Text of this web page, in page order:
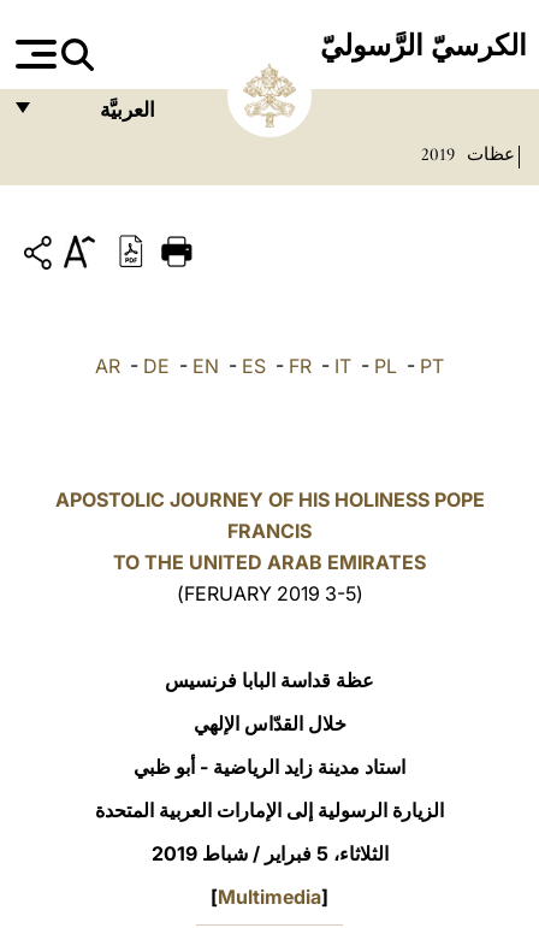
الكرسيّ الرَّسوليّ
العربيَّة
ITALIANO
عظات 2019
AR - DE - EN - ES - FR - IT - PL - PT
APOSTOLIC JOURNEY OF HIS HOLINESS POPE
FRANCIS
TO THE UNITED ARAB EMIRATES
(3-5 FERUARY 2019)
عظة قداسة البابا فرنسيس
خلال القدّاس الإلهي
استاد مدينة زايد الرياضية - أبو ظبي
الزيارة الرسولية إلى الإمارات العربية المتحدة
الثلاثاء، 5 فبراير / شباط 2019
[
Multimedia
]